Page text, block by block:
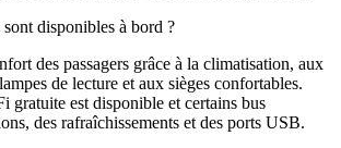
disponibles à bord ?
des passagers grâce à la climatisation, aux
de lecture et aux sièges confortables.
gratuite est disponible et certains bus
des rafraîchissements et des ports USB.